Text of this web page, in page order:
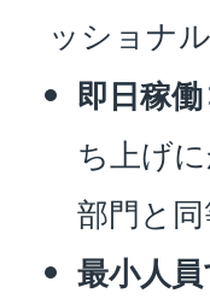
ッショナ
即日稼働
ち上げ
部門と
最小人員